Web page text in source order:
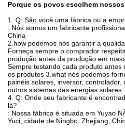
Porque os povos escolhem
1. Q: São você uma fábrica ou a
: Nós somos um fabricante
China
2.how podemos nós garantir a
Forneça sempre o comprador
produção antes da produção em
Sempre testando cada produto antes
os produtos 3.what nós podemos
painéis solares, inversor,
outros sistemas das energias solares
4. Q: Onde seu fabricante é
lá?
: Nossa fábrica é situada em Yuyao
Yuci, cidade de Ningbo, Zhejiang,